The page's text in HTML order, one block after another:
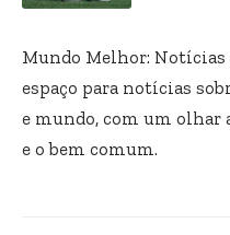
Mundo Melhor: Notícias
espaço para notícias
e mundo, com um olhar
e o bem comum.